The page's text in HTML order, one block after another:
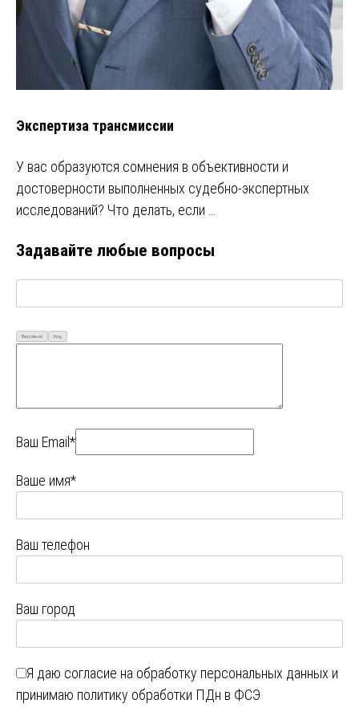
Экспертиза трансмиссии
У вас образуются сомнения в объективности и
достоверности выполненных судебно-экспертных
исследований? Что делать, если …
Задавайте любые вопросы
Визуально Код
Ваш Email*
Ваше имя*
Ваш телефон
Ваш город
Я даю согласие на обработку персональных данных и
принимаю политику обработки ПДн в ФСЭ